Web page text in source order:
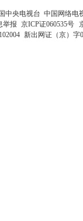
中央电视台 中国网络电
举报 京ICP证060535号
新出网证（京）